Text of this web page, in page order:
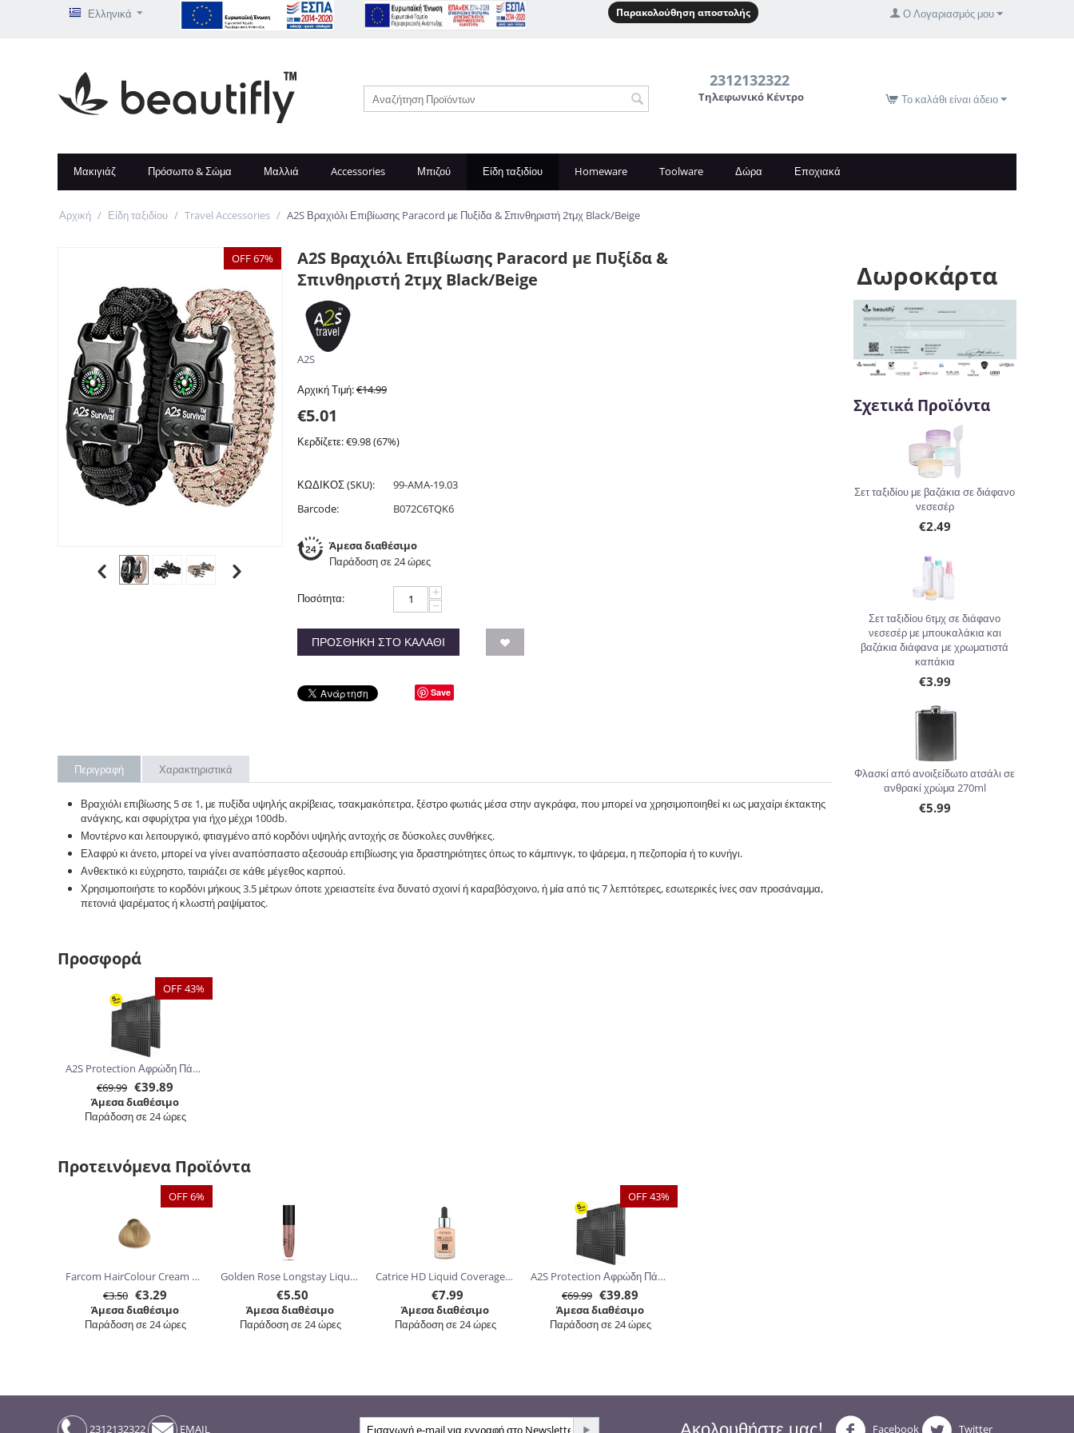
Ελληνικά Παρακολούθηση αποστολής Ο Λογαριασμός μου
2312132322
Τηλεφωνικό Κέντρο Το καλάθι είναι άδειο
Μακιγιάζ Πρόσωπο & Σώμα Μαλλιά Accessories Μπιζού Είδη ταξιδίου Homeware Toolware Δώρα Εποχιακά
Αρχική / Είδη ταξιδίου / Travel Accessories / A2S Βραχιόλι Επιβίωσης Paracord με Πυξίδα & Σπινθηριστή 2τμχ Black/Beige
OFF 67%
A2S Βραχιόλι Επιβίωσης Paracord με Πυξίδα &
Σπινθηριστή 2τμχ Black/Beige
A2S
Αρχική Τιμή:€14.99
€5.01
Κερδίζετε: €9.98(67%)
ΚΩΔΙΚΟΣ (SKU):
99-AMA-19.03
Barcode:
B072C6TQK6
Άμεσα διαθέσιμο
Παράδοση σε 24 ώρες
Ποσότητα: +
−
ΠΡΟΣΘΉΚΗ ΣΤΟ ΚΑΛΆΘΙ
Save
Περιγραφή Χαρακτηριστικά
Βραχιόλι επιβίωσης 5 σε 1, με πυξίδα υψηλής ακρίβειας, τσακμακόπετρα, ξέστρο φωτιάς μέσα στην αγκράφα, που μπορεί να χρησιμοποιηθεί κι ως μαχαίρι έκτακτης
ανάγκης, και σφυρίχτρα για ήχο μέχρι 100db.
Μοντέρνο και λειτουργικό, φτιαγμένο από κορδόνι υψηλής αντοχής σε δύσκολες συνθήκες.
Ελαφρύ κι άνετο, μπορεί να γίνει αναπόσπαστο αξεσουάρ επιβίωσης για δραστηριότητες όπως το κάμπινγκ, το ψάρεμα, η πεζοπορία ή το κυνήγι.
Ανθεκτικό κι εύχρηστο, ταιριάζει σε κάθε μέγεθος καρπού.
Χρησιμοποιήστε το κορδόνι μήκους 3.5 μέτρων όποτε χρειαστείτε ένα δυνατό σχοινί ή καραβόσχοινο, ή μία από τις 7 λεπτότερες, εσωτερικές ίνες σαν προσάναμμα,
πετονιά ψαρέματος ή κλωστή ραψίματος.
Προσφορά
OFF 43%
A2S Protection Αφρώδη Πάνελ Ηχομόνωσης 30.5 x 30.5 x 5cm 24τμχ
€69.99 €39.89
Άμεσα διαθέσιμο
Παράδοση σε 24 ώρες
Προτεινόμενα Προϊόντα
OFF 6%
Farcom HairColour Cream 60ml
€3.50 €3.29
Άμεσα διαθέσιμο
Παράδοση σε 24 ώρες
Golden Rose Longstay Liquid Matte Lipstick kissproof 5.5ml
€5.50
Άμεσα διαθέσιμο
Παράδοση σε 24 ώρες
Catrice HD Liquid Coverage Foundation 30ml
€7.99
Άμεσα διαθέσιμο
Παράδοση σε 24 ώρες
OFF 43%
A2S Protection Αφρώδη Πάνελ Ηχομόνωσης 30.5 x 30.5 x 5cm 24τμχ
€69.99 €39.89
Άμεσα διαθέσιμο
Παράδοση σε 24 ώρες
Δωροκάρτα
Σχετικά Προϊόντα
Σετ ταξιδίου με βαζάκια σε διάφανο
νεσεσέρ
€2.49
Σετ ταξιδίου 6τμχ σε διάφανο
νεσεσέρ με μπουκαλάκια και
βαζάκια διάφανα με χρωματιστά
καπάκια
€3.99
Φλασκί από ανοιξείδωτο ατσάλι σε
ανθρακί χρώμα 270ml
€5.99
2312132322 EMAIL Ακολουθήστε μας! Facebook Twitter